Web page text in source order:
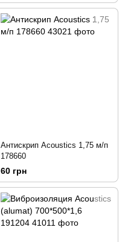
Антискрип Acoustics 1,75 м/п
178660
60 грн